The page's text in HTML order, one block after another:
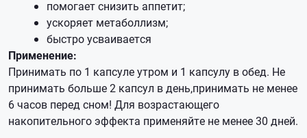
помогает снизить аппетит;
ускоряет метаболлизм;
быстро усваивается
Применение:
Принимать по 1 капсуле утром и 1 капсулу в обед. Не
принимать больше 2 капсул в день,принимать не менее
6 часов перед сном! Для возрастающего
накопительного эффекта применяйте не менее 30 дней.